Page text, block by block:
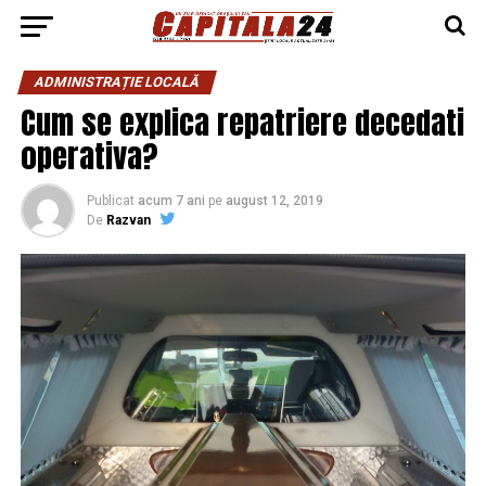
ADMINISTRAȚIE LOCALĂ
Cum se explica repatriere decedati
operativa?
Publicat acum 7 ani pe august 12, 2019
De Razvan